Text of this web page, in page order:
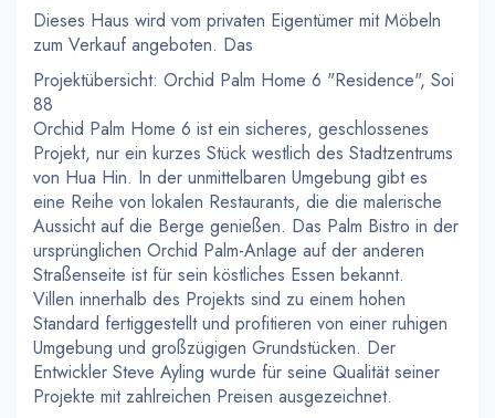
Dieses Haus wird vom privaten Eigentümer mit Möbeln
zum Verkauf angeboten. Das
Projektübersicht: Orchid Palm Home 6 "Residence", Soi
88
Orchid Palm Home 6 ist ein sicheres, geschlossenes
Projekt, nur ein kurzes Stück westlich des Stadtzentrums
von Hua Hin. In der unmittelbaren Umgebung gibt es
eine Reihe von lokalen Restaurants, die die malerische
Aussicht auf die Berge genießen. Das Palm Bistro in der
ursprünglichen Orchid Palm-Anlage auf der anderen
Straßenseite ist für sein köstliches Essen bekannt.
Villen innerhalb des Projekts sind zu einem hohen
Standard fertiggestellt und profitieren von einer ruhigen
Umgebung und großzügigen Grundstücken. Der
Entwickler Steve Ayling wurde für seine Qualität seiner
Projekte mit zahlreichen Preisen ausgezeichnet.